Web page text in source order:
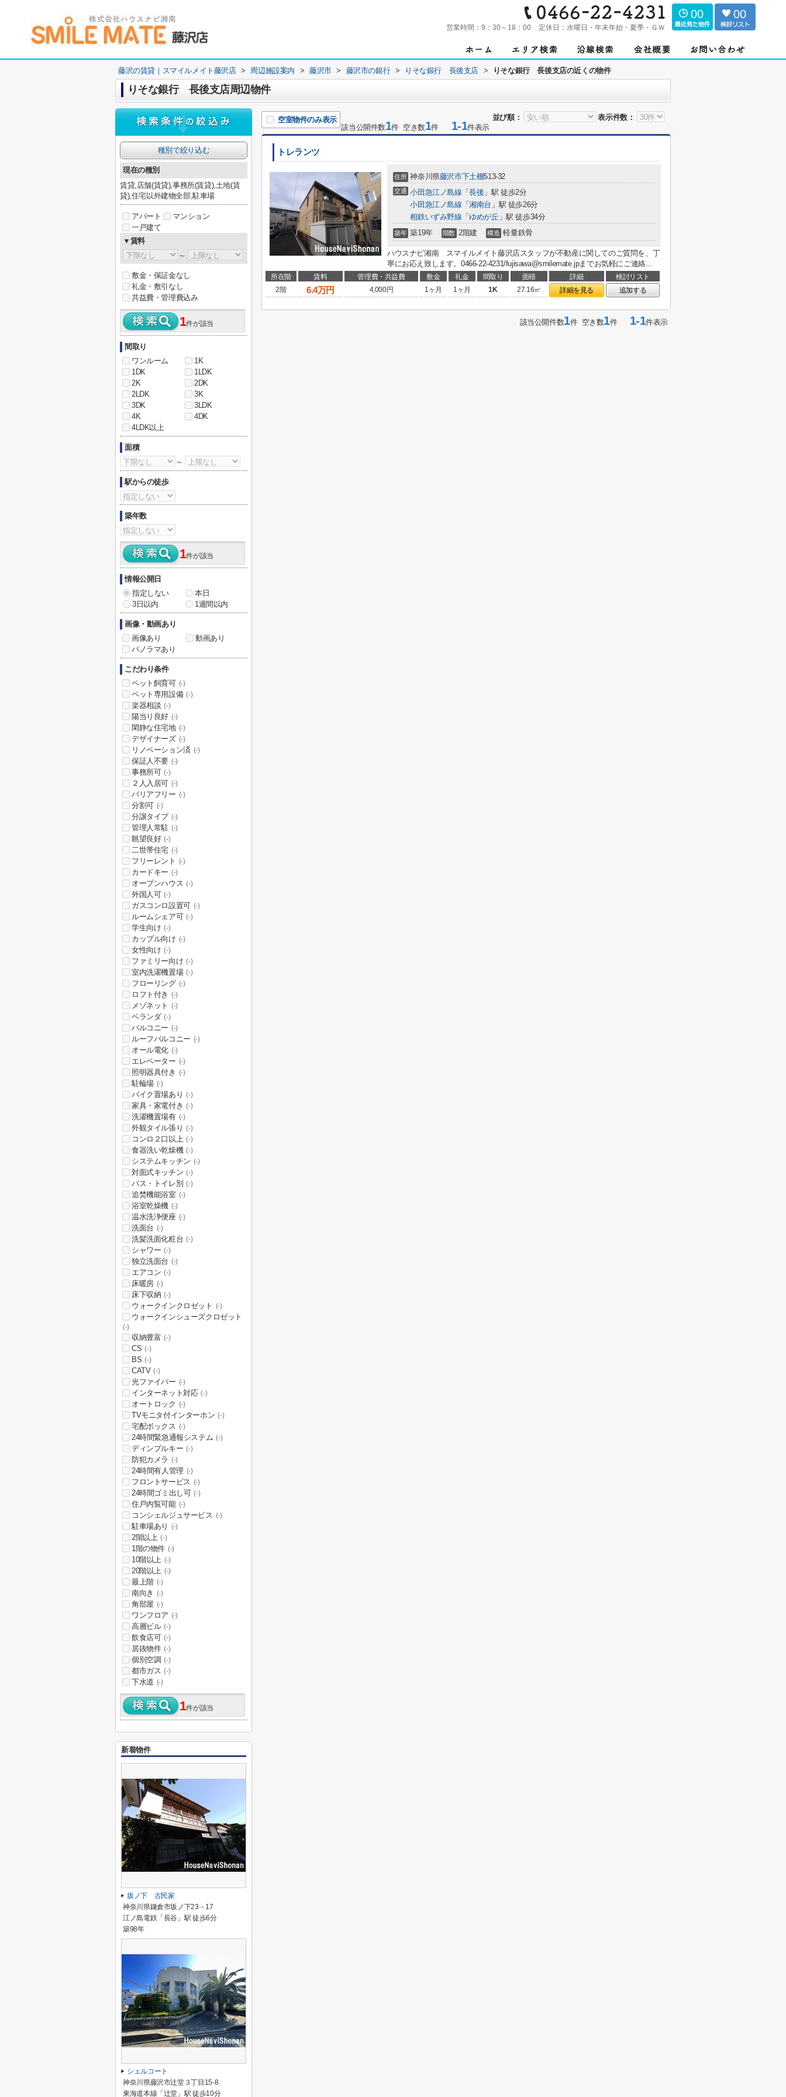
営業時間： 9：30～18：00 定休日： 水曜日・年末年始・夏季・ＧＷ
00 00
藤沢の賃貸｜スマイルメイト藤沢店 > 周辺施設案内 > 藤沢市 > 藤沢市の銀行 > りそな銀行 長後支店 > りそな銀行 長後支店の近くの物件
りそな銀行 長後支店周辺物件
並び順： 表示件数：
空室物件のみ表示
該当公開件数1件 空き数1件 1-1件表示
トレランツ
住所 神奈川県藤沢市下土棚513-32
交通 小田急江ノ島線 「長後 」駅 徒歩2分
小田急江ノ島線 「湘南台 」駅 徒歩26分
相鉄いずみ野線 「ゆめが丘 」駅 徒歩34分
築年 築19年 階数 2階建 構造 軽量鉄骨
ハウスナビ湘南 スマイルメイト藤沢店スタッフが不動産に関してのご質問を、丁
寧にお応え致します。0466-22-4231/fujisawa@smilemate.jpまでお気軽にご連絡...
所在階 賃料 管理費・共益費 敷金 礼金 間取り 面積 詳細
検討リスト
2階
6.4万円 4,000円 1ヶ月 1ヶ月 1K 27.16㎡ 詳細を見る 追加する
該当公開件数1件 空き数1件1-1件表示
種別で絞り込む
現在の種別
賃貸,店舗(賃貸),事務所(賃貸),土地(賃
貸),住宅以外建物全部,駐車場
アパート
マンション
一戸建て
▼賃料
～
敷金・保証金なし
礼金・敷引なし
共益費・管理費込み
1件が該当
間取り
ワンルーム
1K
1DK
1LDK
2K
2DK
2LDK
3K
3DK
3LDK
4K
4DK
4LDK以上
面積
～
駅からの徒歩
築年数
1件が該当
情報公開日
指定しない
本日
3日以内
1週間以内
画像・動画あり
画像あり
動画あり
パノラマあり
こだわり条件
ペット飼育可 (-)
ペット専用設備 (-)
楽器相談 (-)
陽当り良好 (-)
閑静な住宅地 (-)
デザイナーズ (-)
リノベーション済 (-)
保証人不要 (-)
事務所可 (-)
２人入居可 (-)
バリアフリー (-)
分割可 (-)
分譲タイプ (-)
管理人常駐 (-)
眺望良好 (-)
二世帯住宅 (-)
フリーレント (-)
カードキー (-)
オープンハウス (-)
外国人可 (-)
ガスコンロ設置可 (-)
ルームシェア可 (-)
学生向け (-)
カップル向け (-)
女性向け (-)
ファミリー向け (-)
室内洗濯機置場 (-)
フローリング (-)
ロフト付き (-)
メゾネット (-)
ベランダ (-)
バルコニー (-)
ルーフバルコニー (-)
オール電化 (-)
エレベーター (-)
照明器具付き (-)
駐輪場 (-)
バイク置場あり (-)
家具・家電付き (-)
洗濯機置場有 (-)
外観タイル張り (-)
コンロ２口以上 (-)
食器洗い乾燥機 (-)
システムキッチン (-)
対面式キッチン (-)
バス・トイレ別 (-)
追焚機能浴室 (-)
浴室乾燥機 (-)
温水洗浄便座 (-)
洗面台 (-)
洗髪洗面化粧台 (-)
シャワー (-)
独立洗面台 (-)
エアコン (-)
床暖房 (-)
床下収納 (-)
ウォークインクロゼット (-)
ウォークインシューズクロゼット
(-)
収納豊富 (-)
CS (-)
BS (-)
CATV (-)
光ファイバー (-)
インターネット対応 (-)
オートロック (-)
TVモニタ付インターホン (-)
宅配ボックス (-)
24時間緊急通報システム (-)
ディンプルキー (-)
防犯カメラ (-)
24時間有人管理 (-)
フロントサービス (-)
24時間ゴミ出し可 (-)
住戸内覧可能 (-)
コンシェルジュサービス (-)
駐車場あり (-)
2階以上 (-)
1階の物件 (-)
10階以上 (-)
20階以上 (-)
最上階 (-)
南向き (-)
角部屋 (-)
ワンフロア (-)
高層ビル (-)
飲食店可 (-)
居抜物件 (-)
個別空調 (-)
都市ガス (-)
下水道 (-)
1件が該当
新着物件
坂ノ下 古民家
神奈川県鎌倉市坂ノ下23－17
江ノ島電鉄「長谷」駅 徒歩6分
築98年
シェルコート
神奈川県藤沢市辻堂３丁目15-8
東海道本線「辻堂」駅 徒歩10分